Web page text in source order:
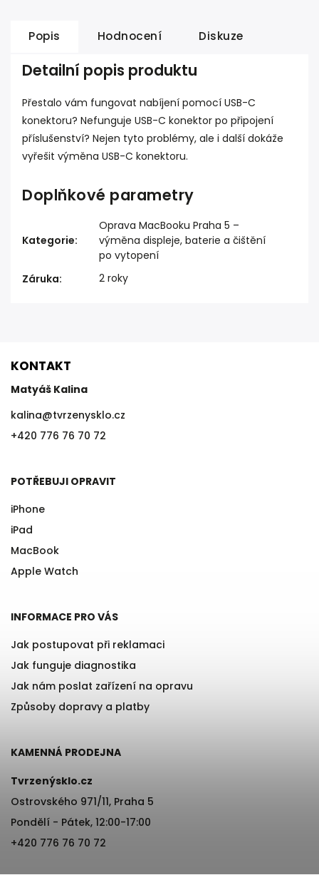
Popis Hodnocení Diskuze
Detailní popis produktu
Přestalo vám fungovat nabíjení pomocí USB-C
konektoru? Nefunguje USB-C konektor po připojení
příslušenství? Nejen tyto problémy, ale i další dokáže
vyřešit výměna USB-C konektoru.
Doplňkové parametry
Kategorie:
Oprava MacBooku Praha 5 –
výměna displeje, baterie a čištění
po vytopení
Záruka: 2 roky
KONTAKT
Matyáš Kalina
kalina@tvrzenysklo.cz
+420 776 76 70 72
POTŘEBUJI OPRAVIT
iPhone
iPad
MacBook
Apple Watch
INFORMACE PRO VÁS
Jak postupovat při reklamaci
Jak funguje diagnostika
Jak nám poslat zařízení na opravu
Způsoby dopravy a platby
KAMENNÁ PRODEJNA
Tvrzenýsklo.cz
Ostrovského 971/11, Praha 5
Pondělí - Pátek, 12:00-17:00
+420 776 76 70 72